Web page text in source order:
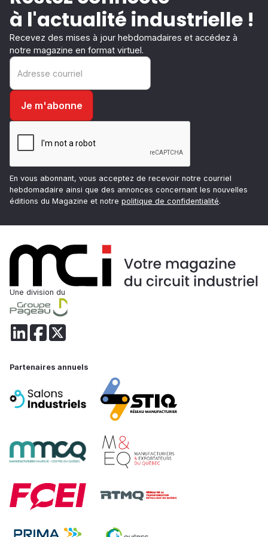
à l'actualité industrielle !
Recevez des mises à jour hebdomadaires et accédez à
notre magazine en format virtuel.
En vous abonnant, vous acceptez de recevoir notre courriel
hebdomadaire ainsi que des annonces concernant les nouvelles
éditions du Magazine et notre politique de confidentialité.
Une division du
Partenaires annuels